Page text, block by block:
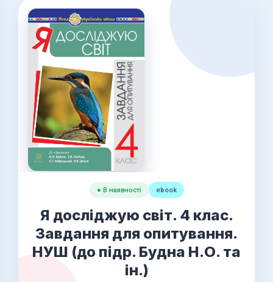
● В наявності ebook
Я досліджую світ. 4 клас.
Завдання для опитування.
НУШ (до підр. Будна Н.О. та
ін.)